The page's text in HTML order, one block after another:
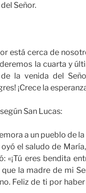
Señor.
está cerca de
la cuarta y
la venida del
¡Crece la
San Lucas:
a un pueblo de
el saludo de
«¡Tú eres bendita
la madre de mi
Feliz de ti por